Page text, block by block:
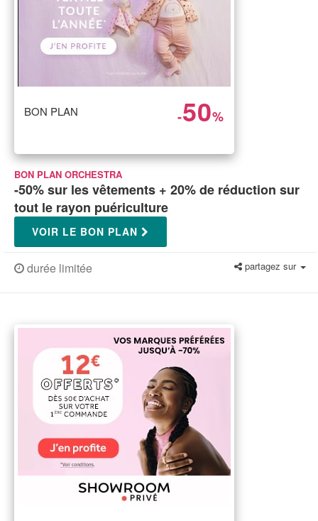
BON PLAN -50%
BON PLAN ORCHESTRA
-50% sur les vêtements + 20% de réduction sur
tout le rayon puériculture
VOIR LE BON PLAN
durée limitée partagez sur